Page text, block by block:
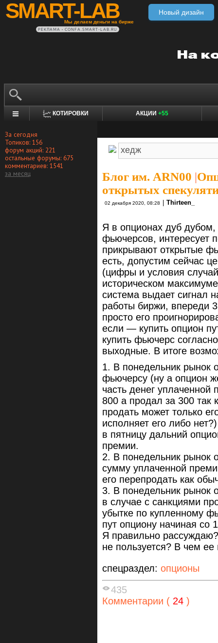
SMART-LAB
Мы делаем деньги на бирже
Новый дизайн
РЕКЛАМА • CONFA.SMART-LAB.RU
КОТИРОВКИ АКЦИИ +55
За сегодня
Топиков: 156
форум акций: 221
остальные форумы: 675
комментариев: 1541
за месяц
Блог им. ARN00 |
открытых
02 декабря 2020, 08:28 Thirteen_
Я в опционах дуб
фьючерсов, интересует
прикрывают открытые
есть, допустим сейчас
(цифры и условия
историческом
система выдает сигнал
работы биржи, впереди
просто его
если — купить опцион
купить фьючерс
выходные. В итоге
1. В понедельник рынок
фьючерсу (ну а опцион
часть денег
800 а продал за 300 так
продать может только
исполняет его либо
в пятницу дальний
премии.
2. В понедельник рынок
сумму уплаченной
его перепродать как
3. В понедельник рынок
в случае с санкциями
убытке по купленному
пут опциону начиная
Я правильно
не пользуется? В чем
спецраздел: опционы
435
Комментарии ( 24 )